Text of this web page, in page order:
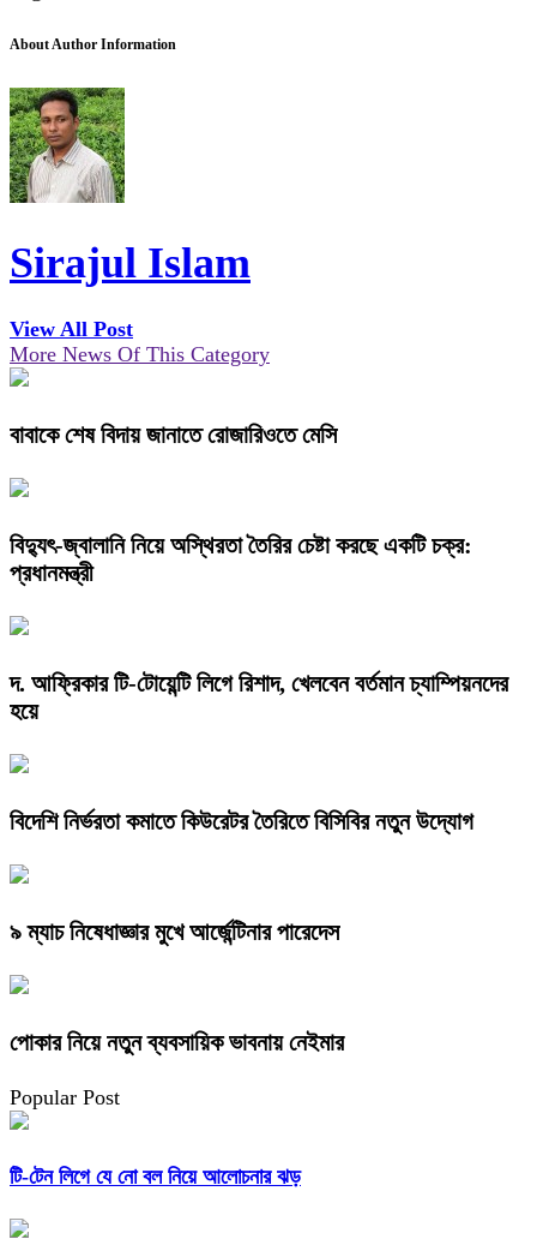
About Author Information
Sirajul Islam
View All Post
More News Of This Category
বাবাকে শেষ বিদায় জানাতে রোজারিওতে মেসি
বিদ্যুৎ-জ্বালানি নিয়ে অস্থিরতা তৈরির চেষ্টা করছে একটি চক্র:
প্রধানমন্ত্রী
দ. আফ্রিকার টি-টোয়েন্টি লিগে রিশাদ, খেলবেন বর্তমান চ্যাম্পিয়নদের
হয়ে
বিদেশি নির্ভরতা কমাতে কিউরেটর তৈরিতে বিসিবির নতুন উদ্যোগ
৯ ম্যাচ নিষেধাজ্ঞার মুখে আর্জেন্টিনার পারেদেস
পোকার নিয়ে নতুন ব্যবসায়িক ভাবনায় নেইমার
Popular Post
টি-টেন লিগে যে নো বল নিয়ে আলোচনার ঝড়